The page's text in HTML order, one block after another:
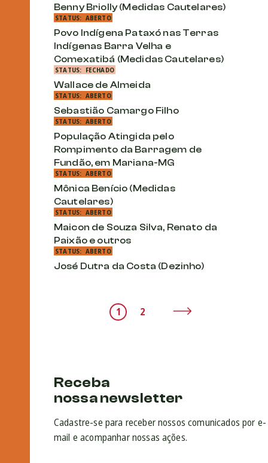
Benny Briolly (Medidas Cautelares)
Povo Indígena Pataxó nas Terras
Indígenas Barra Velha e
Comexatibá (Medidas Cautelares)
STATUS: ABERTO
Wallace de Almeida
STATUS: FECHADO
Sebastião Camargo Filho
STATUS: ABERTO
População Atingida pelo
Rompimento da Barragem de
Fundão, em Mariana-MG
STATUS: ABERTO
Mônica Benício (Medidas
Cautelares)
STATUS: ABERTO
Maicon de Souza Silva, Renato da
Paixão e outros
STATUS: ABERTO
José Dutra da Costa (Dezinho)
STATUS: ABERTO
1 2
Receba
nossa newsletter
Cadastre-se para receber nossos comunicados por e-
mail e acompanhar nossas ações.